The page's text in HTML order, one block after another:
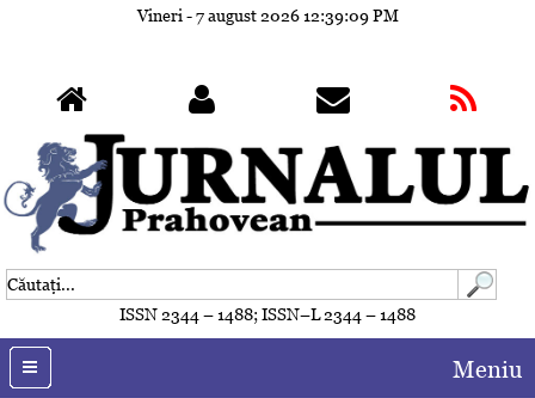
Vineri - 7 august 202612:39:12 PM
ISSN 2344 – 1488; ISSN–L 2344 – 1488
Meniu